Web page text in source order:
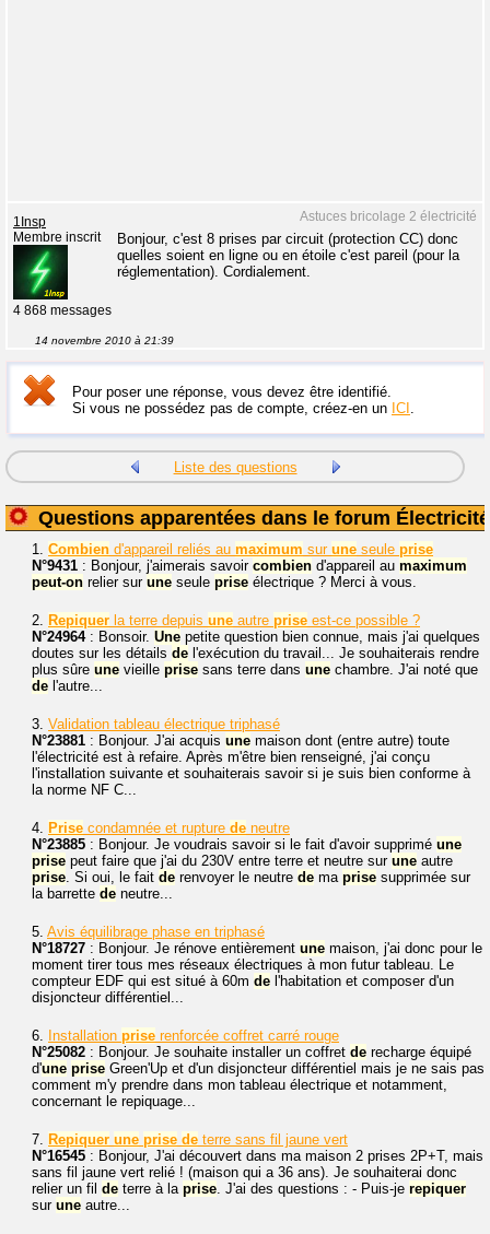
Astuces bricolage 2 électricité
1Insp
Membre inscrit
4 868 messages
Bonjour, c'est 8 prises par circuit (protection CC) donc
quelles soient en ligne ou en étoile c'est pareil (pour la
réglementation). Cordialement.
14 novembre 2010 à 21:39
Pour poser une réponse, vous devez être identifié.
Si vous ne possédez pas de compte, créez-en un ICI .
Liste des questions
Questions apparentées dans le forum Électricité
1. Combien d'appareil reliés au maximum sur une seule prise
N°9431 : Bonjour, j'aimerais savoir combien d'appareil au maximum
peut-on relier sur une seule prise électrique ? Merci à vous.
2. Repiquer la terre depuis une autre prise est-ce possible ?
N°24964: Bonsoir. Une petite question bien connue, mais j'ai quelques
doutes sur les détails de l'exécution du travail... Je souhaiterais rendre
plus sûre une vieille prise sans terre dans une chambre. J'ai noté que
de l'autre...
3. Validation tableau électrique triphasé
N°23881 : Bonjour. J'ai acquis une maison dont (entre autre) toute
l'électricité est à refaire. Après m'être bien renseigné, j'ai conçu
l'installation suivante et souhaiterais savoir si je suis bien conforme à
la norme NF C...
4. Prise condamnée et rupture de neutre
N°23885 : Bonjour. Je voudrais savoir si le fait d'avoir supprimé une
prise peut faire que j'ai du 230V entre terre et neutre sur une autre
prise. Si oui, le fait de renvoyer le neutre de ma prise supprimée sur
la barrette de neutre...
5. Avis équilibrage phase en triphasé
N°18727 : Bonjour. Je rénove entièrement une maison, j'ai donc pour le
moment tirer tous mes réseaux électriques à mon futur tableau. Le
compteur EDF qui est situé à 60m de l'habitation et composer d'un
disjoncteur différentiel...
6. Installation prise renforcée coffret carré rouge
N°25082 : Bonjour. Je souhaite installer un coffret de recharge équipé
d'une prise Green'Up et d'un disjoncteur différentiel mais je ne sais pas
comment m'y prendre dans mon tableau électrique et notamment,
concernant le repiquage...
7. Repiquer une prise de terre sans fil jaune vert
N°16545 : Bonjour, J'ai découvert dans ma maison 2 prises 2P+T, mais
sans fil jaune vert relié ! (maison qui a 36 ans). Je souhaiterai donc
relier un fil de terre à la prise. J'ai des questions : - Puis-je repiquer
sur une autre...